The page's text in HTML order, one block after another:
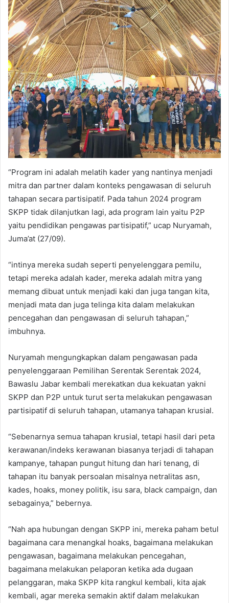
“Program ini adalah melatih kader yang nantinya menjadi
mitra dan partner dalam konteks pengawasan di seluruh
tahapan secara partisipatif. Pada tahun 2024 program
SKPP tidak dilanjutkan lagi, ada program lain yaitu P2P
yaitu pendidikan pengawas partisipatif,” ucap Nuryamah,
Juma’at (27/09).
“intinya mereka sudah seperti penyelenggara pemilu,
tetapi mereka adalah kader, mereka adalah mitra yang
memang dibuat untuk menjadi kaki dan juga tangan kita,
menjadi mata dan juga telinga kita dalam melakukan
pencegahan dan pengawasan di seluruh tahapan,”
imbuhnya.
Nuryamah mengungkapkan dalam pengawasan pada
penyelenggaraan Pemilihan Serentak Serentak 2024,
Bawaslu Jabar kembali merekatkan dua kekuatan yakni
SKPP dan P2P untuk turut serta melakukan pengawasan
partisipatif di seluruh tahapan, utamanya tahapan krusial.
“Sebenarnya semua tahapan krusial, tetapi hasil dari peta
kerawanan/indeks kerawanan biasanya terjadi di tahapan
kampanye, tahapan pungut hitung dan hari tenang, di
tahapan itu banyak persoalan misalnya netralitas asn,
kades, hoaks, money politik, isu sara, black campaign, dan
sebagainya,” bebernya.
“Nah apa hubungan dengan SKPP ini, mereka paham betul
bagaimana cara menangkal hoaks, bagaimana melakukan
pengawasan, bagaimana melakukan pencegahan,
bagaimana melakukan pelaporan ketika ada dugaan
pelanggaran, maka SKPP kita rangkul kembali, kita ajak
kembali, agar mereka semakin aktif dalam melakukan